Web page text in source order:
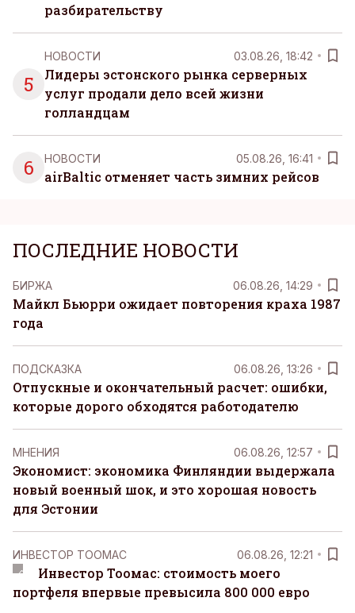
разбирательству
5
НОВОСТИ 03.08.26, 18:42
Лидеры эстонского рынка серверных
услуг продали дело всей жизни
голландцам
6 НОВОСТИ 05.08.26, 16:41
airBaltic отменяет часть зимних рейсов
ПОСЛЕДНИЕ НОВОСТИ
БИРЖА 06.08.26, 14:29
Майкл Бьюрри ожидает повторения краха 1987
года
ПОДСКАЗКА 06.08.26, 13:26
Отпускные и окончательный расчет: ошибки,
которые дорого обходятся работодателю
MНЕНИЯ 06.08.26, 12:57
Экономист: экономика Финляндии выдержала
новый военный шок, и это хорошая новость
для Эстонии
ИНВЕСТОР ТООМАС 06.08.26, 12:21
Инвестор Тоомас: стоимость моего
портфеля впервые превысила 800 000 евро